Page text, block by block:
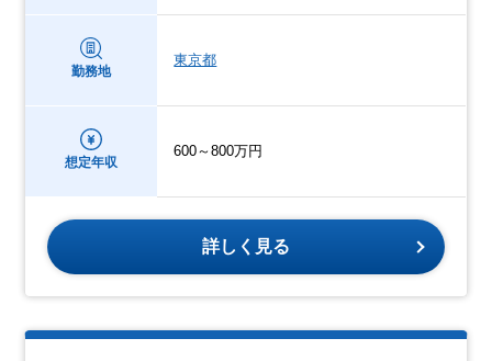
勤務地
東京都
想定年収
600～800万円
詳しく見る